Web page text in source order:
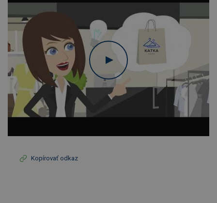
Kopírovať odkaz